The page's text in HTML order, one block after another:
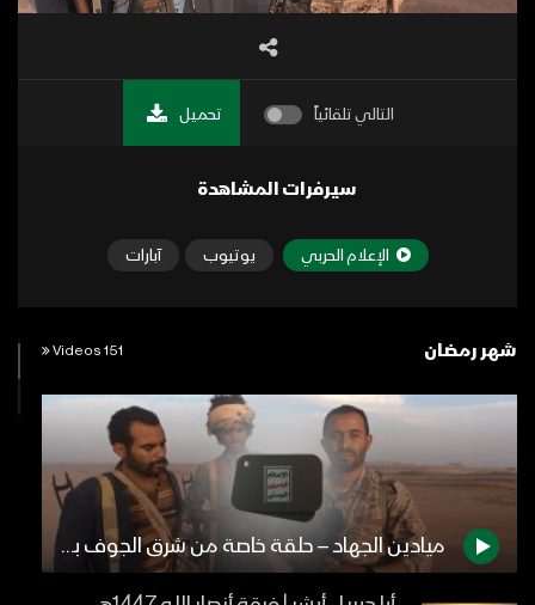
التالي تلقائياً تحميل
سيرفرات المشاهدة
الإعلام الحربي يوتيوب آبارات
شهر رمضان 151 Videos
ميادين الجهاد – حلقة خاصة من شرق الجوف بمناسبة شهر رمضان